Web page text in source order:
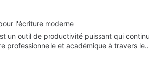
l'écriture moderne
un outil de productivité puissant qui
professionnelle et académique à travers